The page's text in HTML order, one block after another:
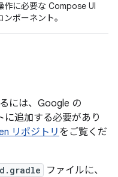
作に必要な Compose UI
ンポーネント。
には、Google の
に追加する必要があり
リポジトリをご覧くだ
ファイルに、